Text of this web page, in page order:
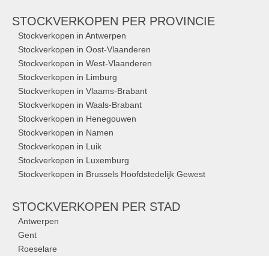
STOCKVERKOPEN PER PROVINCIE
Stockverkopen in Antwerpen
Stockverkopen in Oost-Vlaanderen
Stockverkopen in West-Vlaanderen
Stockverkopen in Limburg
Stockverkopen in Vlaams-Brabant
Stockverkopen in Waals-Brabant
Stockverkopen in Henegouwen
Stockverkopen in Namen
Stockverkopen in Luik
Stockverkopen in Luxemburg
Stockverkopen in Brussels Hoofdstedelijk Gewest
STOCKVERKOPEN PER STAD
Antwerpen
Gent
Roeselare